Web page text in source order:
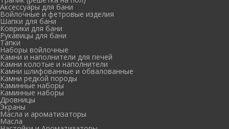
Аксессуары для бани
Войлочные и фетровые изделия
Шапки для бани
Коврики для бани
Рукавицы для бани
Тапки
Наборы войлочные
Камни и наполнители для печей
Камни колотые и наполнители
Камни шлифованные и обвалованные
Камни редкой породы
Каминные наборы
Каминные наборы
Дровницы
Экраны
Масла и ароматизаторы
Масла